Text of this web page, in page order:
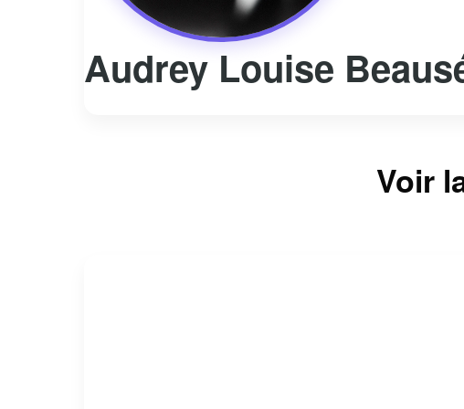
Audrey Louise
Voir